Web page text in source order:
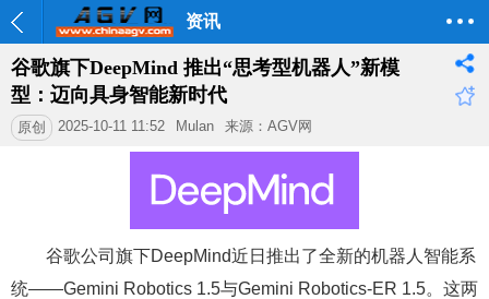
资讯
谷歌旗下DeepMind 推出“思考型机器人”新模
型：迈向具身智能新时代
原创 2025-10-11 11:52 Mulan 来源：AGV网
谷歌公司旗下DeepMind近日推出了全新的机器人智能系
统——Gemini Robotics 1.5与Gemini Robotics-ER 1.5。这两